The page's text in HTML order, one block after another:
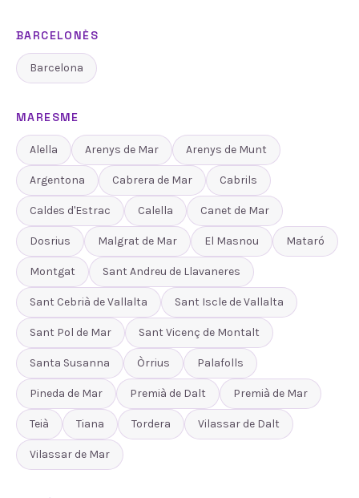
BARCELONÈS
Barcelona
MARESME
Alella Arenys de Mar Arenys de Munt
Argentona Cabrera de Mar Cabrils
Caldes d'Estrac Calella Canet de Mar
Dosrius Malgrat de Mar El Masnou Mataró
Montgat Sant Andreu de Llavaneres
Sant Cebrià de Vallalta Sant Iscle de Vallalta
Sant Pol de Mar Sant Vicenç de Montalt
Santa Susanna Òrrius Palafolls
Pineda de Mar Premià de Dalt Premià de Mar
Teià Tiana Tordera Vilassar de Dalt
Vilassar de Mar